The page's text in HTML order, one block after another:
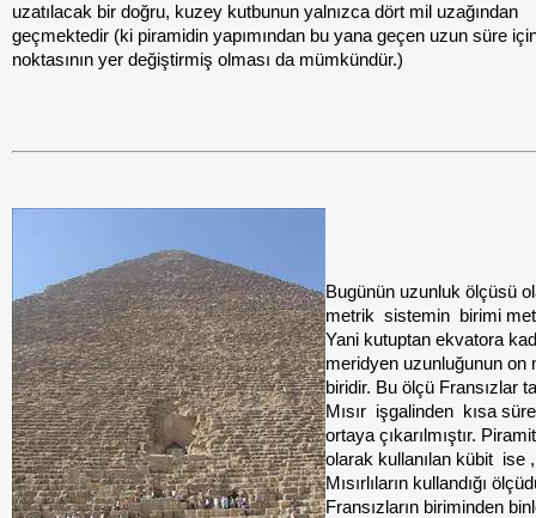
uzatılacak bir doğru, kuzey kutbunun yalnızca dört mil uzağından
geçmektedir (ki piramidin yapımından bu yana geçen uzun süre
noktasının yer değiştirmiş olması da mümkündür.)
Bugünün uzunluk ölçüsü
metrik sistemin birimi
Yani kutuptan ekvatora
meridyen uzunluğunun on
biridir. Bu ölçü Fransızlar
Mısır işgalinden kısa
ortaya çıkarılmıştır.
olarak kullanılan kübit ise
Mısırlıların kullandığı
Fransızların biriminden